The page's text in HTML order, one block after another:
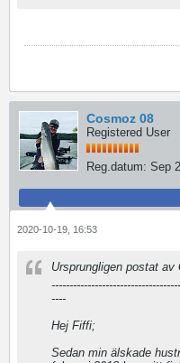
Cosmoz 08
Registered User
Reg.datum: Sep
2020-10-19, 16:53
Ursprungligen postat av
----
Hej Fiffi;
Sedan min älskade